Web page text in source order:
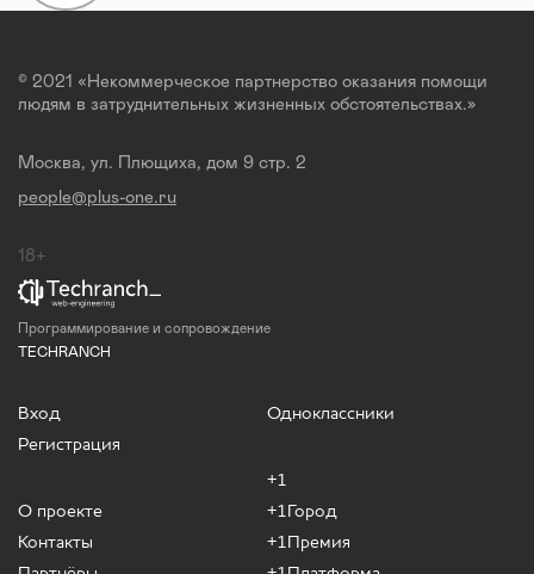
© 2021 «Некоммерческое партнерство оказания помощи
людям в затруднительных жизненных обстоятельствах.»
Москва, ул. Плющиха, дом 9 стр. 2
people@plus-one.ru
18+
Программирование и сопровождение
TECHRANCH
Вход
Регистрация
О проекте
Контакты
Одноклассники
+1
+1Город
+1Премия